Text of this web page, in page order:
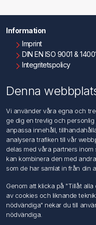
Information
Imprint
DIN EN ISO 9001 &
Integritetspolicy
Kontakta oss
Kundtjänst
Sök
Mitt konto
Mina ordrar
Mina adresser
Denna
Vi använder våra egna och
ge dig en trevlig och
anpassa innehåll,
analysera trafiken till vår
delas med våra partners
kan kombinera den med
som de har samlat in från din
Genom att klicka på "Tillåt
av cookies och liknande
nödvändiga" nekar du till
nödvändiga.